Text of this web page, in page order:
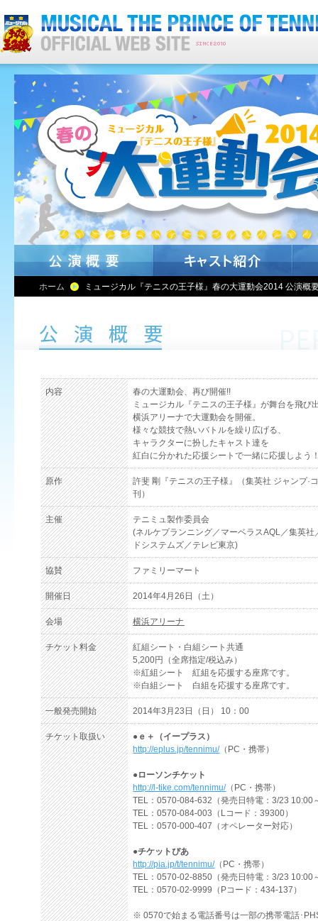
ホーム ミュージカル『テニスの王子様』春の大運動会2014 公演概
内容
春の大運動会、再び開催!!
ミュージカル『テニスの王子様』が舞台を飛び
横浜アリーナで大運動会を開催。
様々な競技で熱いバトルを繰り広げる、
キャラクターに扮したキャスト達を
紅白に分かれた応援シートで一緒に応援しよう
原作
許斐 剛『テニスの王子様』（集英社 ジャンプ·
刊）
主催
テニミュ製作委員会
(ネルケプランニング／マーベラスAQL／集英社
ドシステムズ／テレビ東京)
協賛 ファミリーマート
開催日 2014年4月26日（土）
会場 横浜アリーナ
チケット料金
紅組シート・白組シート共通
5,200円（全席指定/税込み）
※紅組シート 紅組を応援する座席です。
※白組シート 白組を応援する座席です。
一般発売開始 2014年3月23日（日） 10：00
チケット取扱い
●ｅ＋（イープラス）
http://eplus.jp/tennimu/（PC・携帯）
●ローソンチケット
http://l-tike.com/tennimu/（PC・携帯）
TEL：0570-084-632（発売日特電：3/23 10:00
TEL：0570-084-003（Lコード：39300）
TEL：0570-000-407（オペレーター対応）
●チケットぴあ
http://pia.jp/t/tennimu/（PC・携帯）
TEL：0570-02-8850（発売日特電：3/23 10:00
TEL：0570-02-9999（Pコード：434-137）
※ 0570で始まる電話番号は一部の携帯電話･